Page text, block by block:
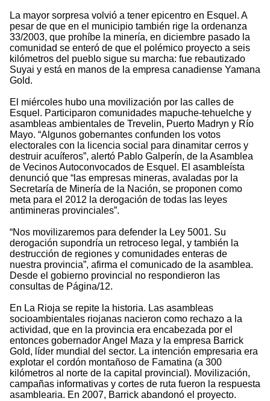
La mayor sorpresa volvió a tener epicentro en Esquel. A
pesar de que en el municipio también rige la ordenanza
33/2003, que prohíbe la minería, en diciembre pasado la
comunidad se enteró de que el polémico proyecto a seis
kilómetros del pueblo sigue su marcha: fue rebautizado
Suyai y está en manos de la empresa canadiense Yamana
Gold.
El miércoles hubo una movilización por las calles de
Esquel. Participaron comunidades mapuche-tehuelche y
asambleas ambientales de Trevelin, Puerto Madryn y Río
Mayo. “Algunos gobernantes confunden los votos
electorales con la licencia social para dinamitar cerros y
destruir acuíferos”, alertó Pablo Galperín, de la Asamblea
de Vecinos Autoconvocados de Esquel. El asambleísta
denunció que “las empresas mineras, avaladas por la
Secretaría de Minería de la Nación, se proponen como
meta para el 2012 la derogación de todas las leyes
antimineras provinciales”.
“Nos movilizaremos para defender la Ley 5001. Su
derogación supondría un retroceso legal, y también la
destrucción de regiones y comunidades enteras de
nuestra provincia”, afirma el comunicado de la asamblea.
Desde el gobierno provincial no respondieron las
consultas de Página/12.
En La Rioja se repite la historia. Las asambleas
socioambientales riojanas nacieron como rechazo a la
actividad, que en la provincia era encabezada por el
entonces gobernador Angel Maza y la empresa Barrick
Gold, líder mundial del sector. La intención empresaria era
explotar el cordón montañoso de Famatina (a 300
kilómetros al norte de la capital provincial). Movilización,
campañas informativas y cortes de ruta fueron la respuesta
asamblearia. En 2007, Barrick abandonó el proyecto.